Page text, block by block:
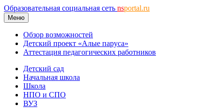
Образовательная социальная сеть nsportal.ru
Меню
Обзор возможностей
Детский проект «Алые паруса»
Аттестация педагогических работников
Детский сад
Начальная школа
Школа
НПО и СПО
ВУЗ